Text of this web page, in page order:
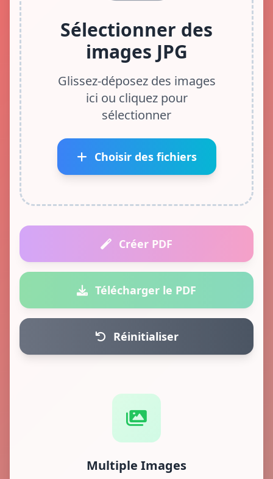
Sélectionner des
images JPG
Glissez-déposez des images
ici ou cliquez pour
sélectionner
Choisir des fichiers
Créer PDF
Télécharger le PDF
Réinitialiser
Multiple Images